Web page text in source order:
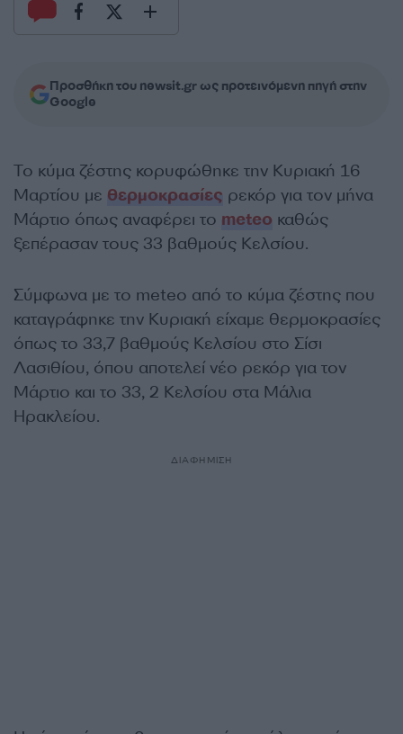
Προσθήκη του newsit.gr ως προτεινόμενη πηγή στην
Google
Το κύμα ζέστης κορυφώθηκε την Κυριακή 16
Μαρτίου με θερμοκρασίες ρεκόρ για τον μήνα
Μάρτιο όπως αναφέρει το meteo καθώς
ξεπέρασαν τους 33 βαθμούς Κελσίου.
Σύμφωνα με το meteo από το κύμα ζέστης που
καταγράφηκε την Κυριακή είχαμε θερμοκρασίες
όπως το 33,7 βαθμούς Κελσίου στο Σίσι
Λασιθίου, όπου αποτελεί νέο ρεκόρ για τον
Μάρτιο και το 33, 2 Κελσίου στα Μάλια
Ηρακλείου.
ΔΙΑΦΗΜΙΣΗ